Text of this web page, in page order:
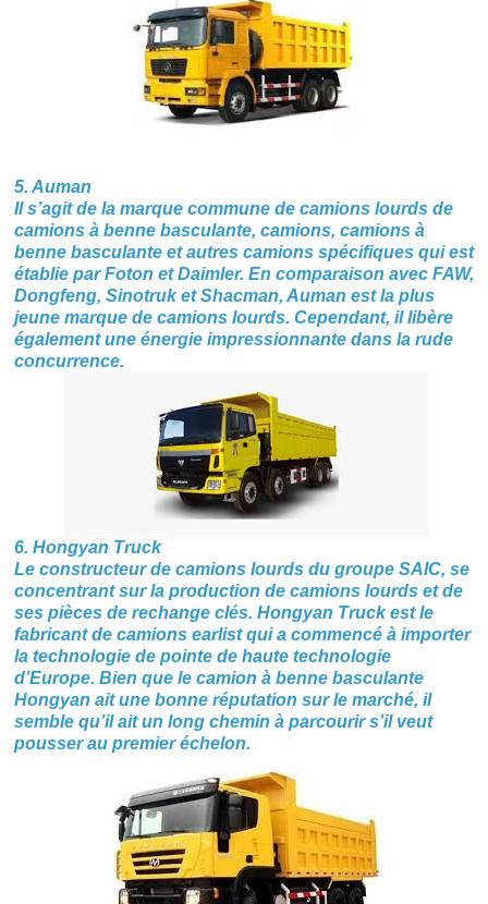
5. Auman
Il s’agit de la marque commune de camions lourds de
camions à benne basculante, camions, camions à
benne basculante et autres camions spécifiques qui est
établie par Foton et Daimler. En comparaison avec FAW,
Dongfeng, Sinotruk et Shacman, Auman est la plus
jeune marque de camions lourds. Cependant, il libère
également une énergie impressionnante dans la rude
concurrence.
6. Hongyan Truck
Le constructeur de camions lourds du groupe SAIC, se
concentrant sur la production de camions lourds et de
ses pièces de rechange clés. Hongyan Truck est le
fabricant de camions earlist qui a commencé à importer
la technologie de pointe de haute technologie
d’Europe. Bien que le camion à benne basculante
Hongyan ait une bonne réputation sur le marché, il
semble qu’il ait un long chemin à parcourir s’il veut
pousser au premier échelon.